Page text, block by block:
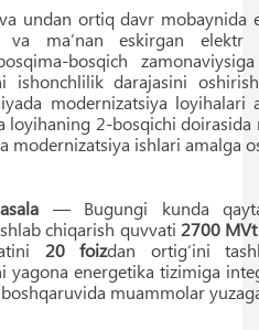
undan ortiq davr mobaynida
va maʼnan eskirgan elektr
bosqich
ishonchlilik darajasini
modernizatsiya loyihalari
2-bosqichi doirasida
modernizatsiya ishlari amalga
— Bugungi kunda
chiqarish quvvati 2700 MVt
20 foizdan ortig‘ini
yagona energetika tizimiga
muammolar